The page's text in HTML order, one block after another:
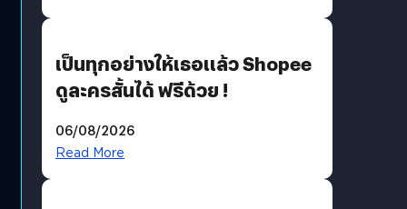
เป็นทุกอย่างให้เธอแล้ว Shopee
ดูละครสั้นได้ ฟรีด้วย !
06/08/2026
Read More